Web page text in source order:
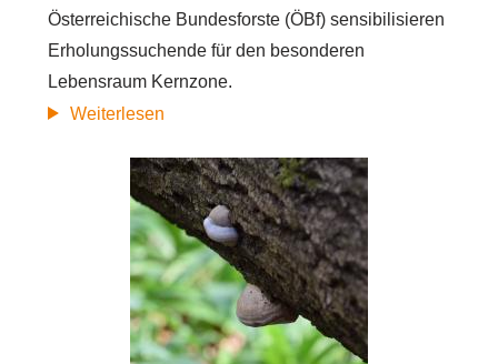
Österreichische Bundesforste (ÖBf) sensibilisieren
Erholungssuchende für den besonderen
Lebensraum Kernzone.
Weiterlesen
der
Kernzone